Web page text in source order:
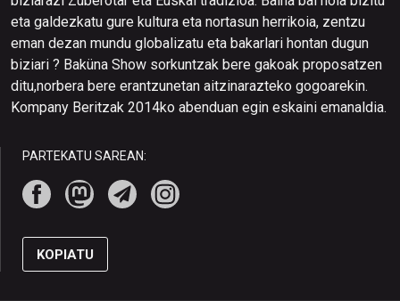
eta galdezkatu gure kultura eta nortasun herrikoia, zentzu
eman dezan mundu globalizatu eta bakarlari hontan dugun
biziari ? Baküna Show sorkuntzak bere gakoak proposatzen
ditu,norbera bere erantzunetan aitzinarazteko gogoarekin.
Kompany Beritzak 2014ko abenduan egin eskaini emanaldia.
PARTEKATU SAREAN:
KOPIATU